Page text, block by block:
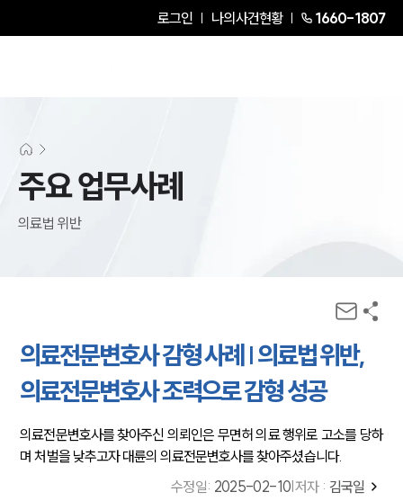
로그인 나의사건현황 1660-1807
주요 업무사례
의료법 위반
의료전문변호사 감형 사례 | 의료법 위반,
의료전문변호사 조력으로 감형 성공
의료전문변호사를 찾아주신 의뢰인은 무면허 의료 행위로 고소를 당하
며 처벌을 낮추고자 대륜의 의료전문변호사를 찾아주셨습니다.
수정일: 2025-02-10 저자 : 김국일